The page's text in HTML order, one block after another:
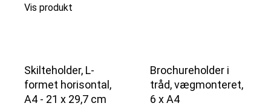
Vis produkt
Skilteholder, L-
formet horisontal,
A4 - 21 x 29,7 cm
Brochureholder i
tråd, vægmonteret,
6 x A4